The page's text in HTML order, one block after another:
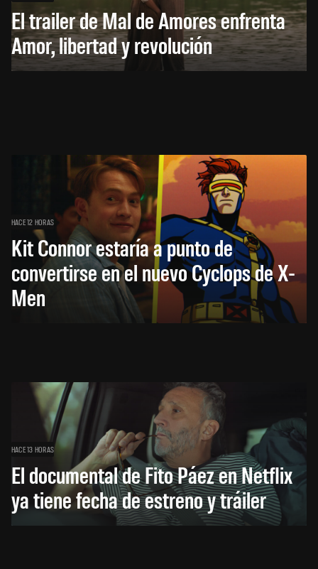
El trailer de Mal de Amores enfrenta
Amor, libertad y revolución
HACE 12 HORAS
Kit Connor estaría a punto de
convertirse en el nuevo Cyclops de X-
Men
HACE 13 HORAS
El documental de Fito Páez en Netflix
ya tiene fecha de estreno y tráiler